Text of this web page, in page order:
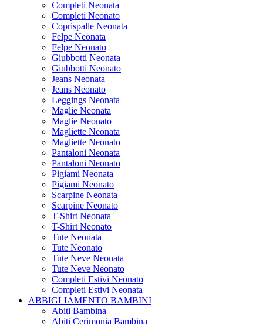
Completi Neonata
Completi Neonato
Coprispalle Neonata
Felpe Neonata
Felpe Neonato
Giubbotti Neonata
Giubbotti Neonato
Jeans Neonata
Jeans Neonato
Leggings Neonata
Maglie Neonata
Maglie Neonato
Magliette Neonata
Magliette Neonato
Pantaloni Neonata
Pantaloni Neonato
Pigiami Neonata
Pigiami Neonato
Scarpine Neonata
Scarpine Neonato
T-Shirt Neonata
T-Shirt Neonato
Tute Neonata
Tute Neonato
Tute Neve Neonata
Tute Neve Neonato
Completi Estivi Neonato
Completi Estivi Neonata
ABBIGLIAMENTO BAMBINI
Abiti Bambina
Abiti Cerimonia Bambina